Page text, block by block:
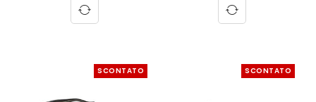
SCONTATO SCONTATO